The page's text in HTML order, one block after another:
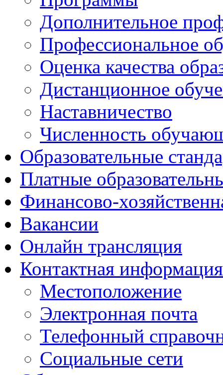
Дополнительное
Профессиональное
Оценка качества
Дистанционное
Наставничество
Численность
Образовательные
Платные
Финансово-
Вакансии
Онлайн трансляция
Контактная информация
Местоположение
Электронная почта
Телефонный
Социальные сети